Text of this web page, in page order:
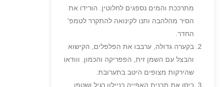
מתרככת והמים נספגים לחלוטין. הורידו את
הסיר מהלהבה ותנו לקינואה להתקרר לטמפ'
החדר.
בקערה גדולה, ערבבו את הפלפלים, הקישוא
והבצל עם השמן זית, הפפריקה והכמון. ווודאו
שהירקות מצופים היטב בתערובת.
כיסו את תבנית האפייה בניילון רגיל ושטפו